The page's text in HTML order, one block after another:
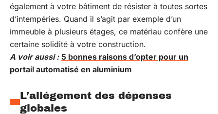
également à votre bâtiment de résister à toutes sortes
d’intempéries. Quand il s’agit par exemple d’un
immeuble à plusieurs étages, ce matériau confère une
certaine solidité à votre construction.
A voir aussi : 5 bonnes raisons d’opter pour un
portail automatisé en aluminium
L’allégement des dépenses
globales